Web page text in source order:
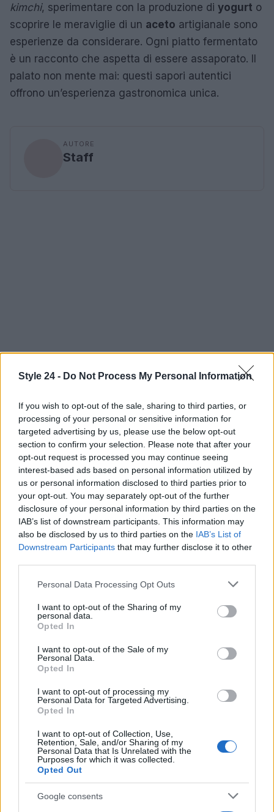
Style 24 - Do Not Process My Personal Information
If you wish to opt-out of the sale, sharing to third parties, or
processing of your personal or sensitive information for
targeted advertising by us, please use the below opt-out
section to confirm your selection. Please note that after your
opt-out request is processed you may continue seeing
interest-based ads based on personal information utilized by
us or personal information disclosed to third parties prior to
your opt-out. You may separately opt-out of the further
disclosure of your personal information by third parties on the
IAB’s list of downstream participants. This information may
also be disclosed by us to third parties on the IAB’s List of
Downstream Participants that may further disclose it to other
Please note that this website/app uses one or more Google
not limited to your visit or usage behaviour. You may click to
grant or deny consent to Google and its third-party tags to
use your data for below specified purposes in below Google
consent section.
Personal Data Processing Opt Outs
I want to opt-out of the Sharing of my
personal data.
Opted In
I want to opt-out of the Sale of my
Personal Data.
Opted In
I want to opt-out of processing my
Personal Data for Targeted Advertising.
Opted In
I want to opt-out of Collection, Use,
Retention, Sale, and/or Sharing of my
Personal Data that Is Unrelated with the
Purposes for which it was collected.
Opted Out
Google consents
kimchi, sperimentare con la produzione di yogurt o
scoprire le meraviglie di un aceto artigianale sono
esperienze da considerare. Ogni piatto fermentato
è un racconto che aspetta di essere assaporato. Il
palato non mente mai: questi sapori autentici
offrono un’esperienza gastronomica unica.
AUTORE
Staff
Continua a leggere
BENESSERE
Mind-cooling in città: routine elegante da 10 minuti per
mente fresca senza rovinare il make-up
Beatrice Bonaventura · 7 Ago 2026